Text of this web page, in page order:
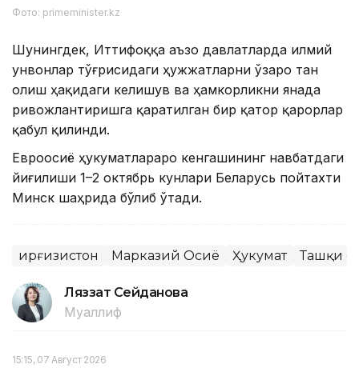
Фото: primeminister.kz
Шунингдек, Иттифоққа аъзо давлатларда илмий
унвонлар тўғрисидаги ҳужжатларни ўзаро тан
олиш ҳақидаги келишув ва ҳамкорликни янада
ривожлантиришга қаратилган бир қатор қарорлар
қабул қилинди.
Евроосиё ҳукуматлараро кенгашининг навбатдаги
йиғилиши 1–2 октябрь кунлари Беларусь пойтахти
Минск шаҳрида бўлиб ўтади.
Қирғизистон Марказий Осиё Ҳукумат Ташқи
Ляззат Сейданова
Муаллиф
15:15, 07 Август 2026